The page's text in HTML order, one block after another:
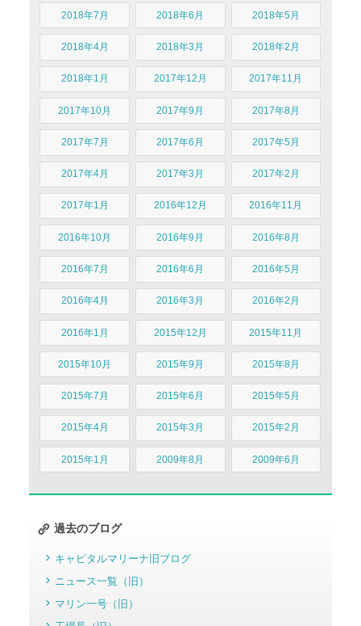
2018年7月 2018年6月 2018年5月
2018年4月 2018年3月 2018年2月
2018年1月 2017年12月 2017年11月
2017年10月 2017年9月 2017年8月
2017年7月 2017年6月 2017年5月
2017年4月 2017年3月 2017年2月
2017年1月 2016年12月 2016年11月
2016年10月 2016年9月 2016年8月
2016年7月 2016年6月 2016年5月
2016年4月 2016年3月 2016年2月
2016年1月 2015年12月 2015年11月
2015年10月 2015年9月 2015年8月
2015年7月 2015年6月 2015年5月
2015年4月 2015年3月 2015年2月
2015年1月 2009年8月 2009年6月
過去のブログ
キャピタルマリーナ旧ブログ
ニュース一覧（旧）
マリン一号（旧）